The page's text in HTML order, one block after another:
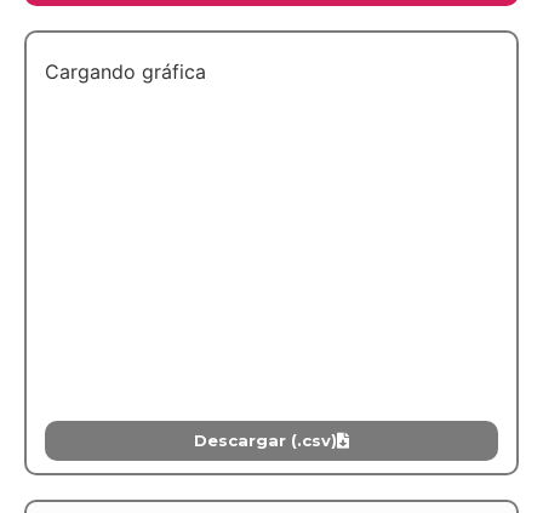
Cargando gráfica
Descargar (.csv)